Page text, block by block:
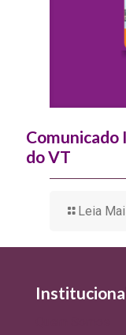
do VT
Leia